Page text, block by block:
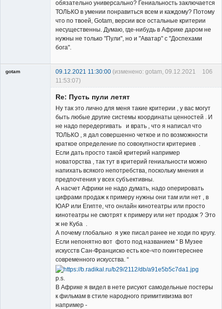
обязательно универсально? Гениальность заключается
ТОЛЬКО в умении понравиться всем и каждому? Потому
что по твоей, Gotam, версии все остальные критерии
несущественны. Думаю, где-нибудь в Африке даром не
нужны не только "Пули", но и "Аватар" с "Доспехами
бога".
106
gotam 09.12.2021 11:30:00 (изменено: gotam, 09.12.2021
11:53:07)
Re: Пусть пули летят
Ну так это лично для меня такие критерии , у вас могут
быть любые другие системы координаты ценностей . И
не надо передергивать и врать , что я написал что
ТОЛЬКО , я дал совершенно четкое и по возможности
краткое определение по совокупности критериев .
Если дать просто такой критерий например
новаторства , так тут в критерий гениальности можно
напихать всякого непотребства, поскольку мнения и
предпочтения у всех субъективны.
А насчет Африки не надо думать, надо оперировать
цифрами продаж к примеру нужны они там или нет , в
ЮАР или Египте, что онлайн кинотеатры или просто
кинотеатры не смотрят к примеру или нет продаж ? Это
ж не Куба .
А почему глобально я уже писал ранее не ходи по кругу.
Если непонятно вот фото под названием “ В Музее
искусств Сан-Франциско есть кое-что поинтереснее
современного искусства. “
p.s.
В Африке я видел в нете рисуют самодельные постеры
к фильмам в стиле народного примитивизма вот
например -